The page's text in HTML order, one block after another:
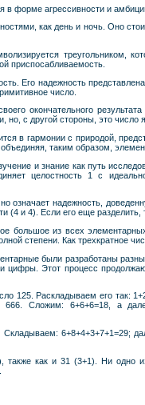
в форме агрессивности и
как день и ночь. Оно
треугольником,
приспосабливаемость.
Его надежность
число.
окончательного
но, с другой стороны, это
в гармонии с природой,
таким образом,
и знание как путь
целостность 1 с
означает надежность,
(4 и 4). Если его еще
большое из всех
степени. Как трехкратное
были разработаны
цифры. Этот процесс
125. Раскладываем его так:
666. Сложим: 6+6+6=18, а
6+8+4+3+7+1=29;
как и 31 (3+1). Ни одно